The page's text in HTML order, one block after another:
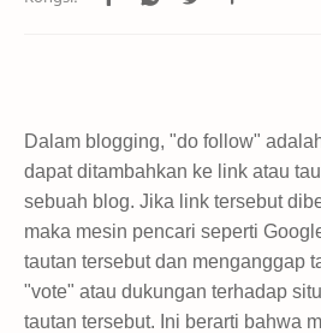
Dalam blogging, "do follow"
dapat ditambahkan ke link atau
sebuah blog. Jika link tersebut
maka mesin pencari seperti
tautan tersebut dan menganggap
"vote" atau dukungan terhadap
tautan tersebut. Ini berarti bahwa